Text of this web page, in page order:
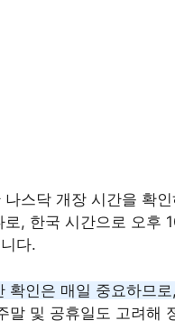
나스닥 개장 시간을 확
로, 한국 시간으로 오후
다.
확인은 매일 중요하므
말 및 공휴일도 고려해